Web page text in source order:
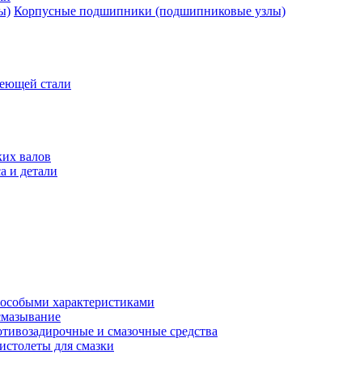
Корпусные подшипники (подшипниковые узлы)
стали
валов
и детали
характеристиками
и смазочные средства
для смазки